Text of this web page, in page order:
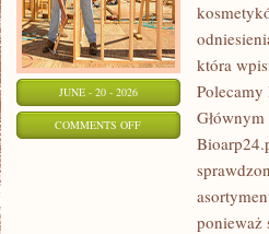
JUNE - 20 - 2026
COMMENTS OFFON
KOSMETYKI
która
ponieważ